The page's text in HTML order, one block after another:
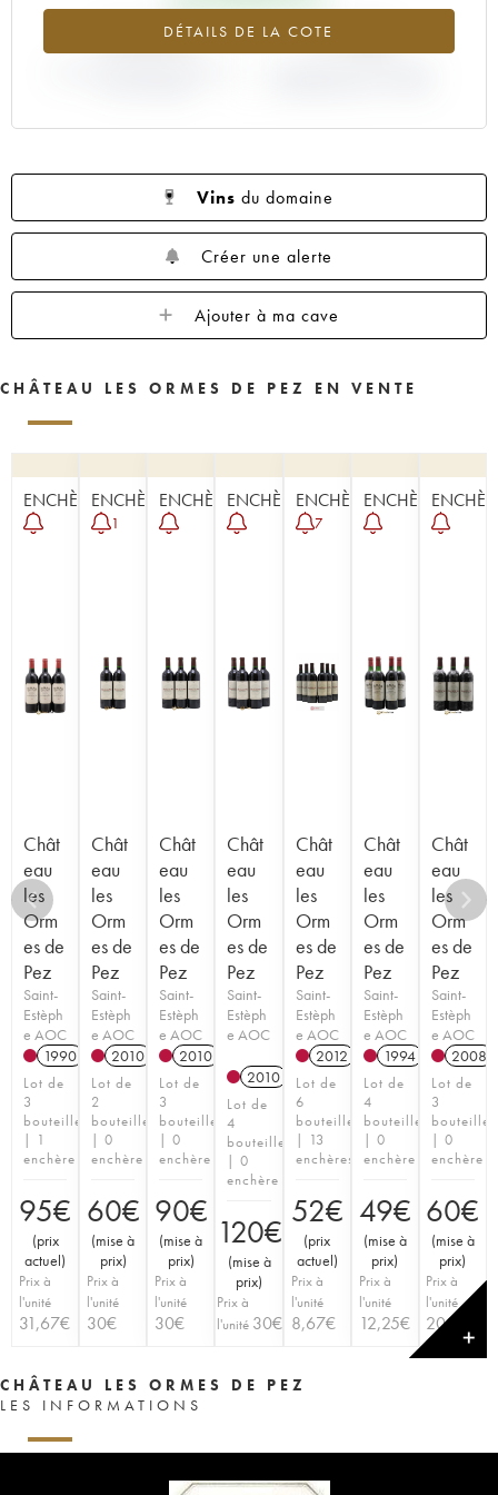
DÉTAILS DE LA COTE
+2.47% -7.14%
Vins du domaine
Créer une alerte
Ajouter à ma cave
CHÂTEAU LES ORMES DE PEZ EN VENTE
ENCHÈRE
Chât
eau
les
Orm
es de
Pez
Saint-
Estèph
e AOC
1990
Lot de
3
bouteilles
| 1
enchère
95€
(prix
actuel)
Prix à
l'unité
31,67€
ENCHÈRE
1
Chât
eau
les
Orm
es de
Pez
Saint-
Estèph
e AOC
2010
Lot de
2
bouteilles
| 0
enchère
60€
(mise à
prix)
Prix à
l'unité
30€
ENCHÈRE
Chât
eau
les
Orm
es de
Pez
Saint-
Estèph
e AOC
2010
Lot de
3
bouteilles
| 0
enchère
90€
(mise à
prix)
Prix à
l'unité
30€
ENCHÈRE
Chât
eau
les
Orm
es de
Pez
Saint-
Estèph
e AOC
2010
Lot de
4
bouteilles
| 0
enchère
120€
(mise à
prix)
Prix à
l'unité 30€
ENCHÈRE
7
Chât
eau
les
Orm
es de
Pez
Saint-
Estèph
e AOC
2012
Lot de
6
bouteilles
| 13
enchères
52€
(prix
actuel)
Prix à
l'unité
8,67€
ENCHÈRE
Chât
eau
les
Orm
es de
Pez
Saint-
Estèph
e AOC
1994
Lot de
4
bouteilles
| 0
enchère
49€
(mise à
prix)
Prix à
l'unité
12,25€
Chât
eau
les
Orm
es de
Pez
Saint-
Estèph
e AOC
2008
Lot de
3
bouteilles
| 0
enchère
60€
(mise à
prix)
Prix à
l'unité
20€
✕
CHÂTEAU LES ORMES DE PEZ
LES INFORMATIONS